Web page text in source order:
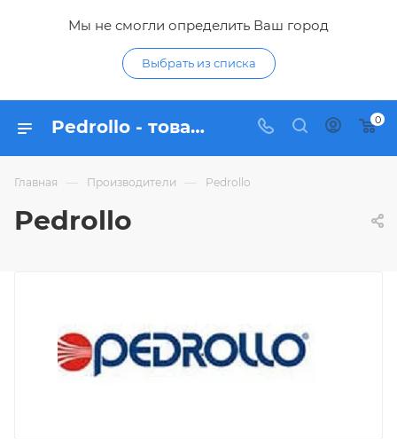
Мы не смогли определить Ваш город
Выбрать из списка
Pedrollo - товары бренда в интернет-магазине Гидропромтехника 0
Главная — Производители — Pedrollo
Pedrollo